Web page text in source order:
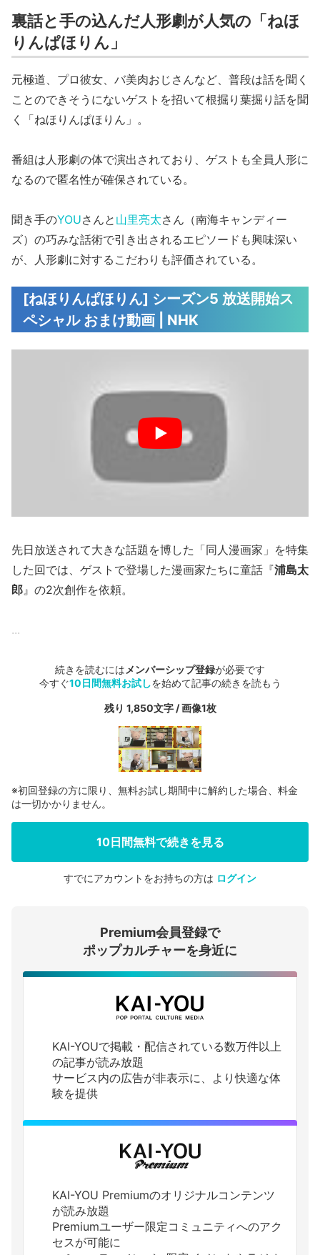
裏話と手の込んだ人形劇が人気の「ねほ
りんぱほりん」
元極道、プロ彼女、バ美肉おじさんなど、普段は話を聞く
ことのできそうにないゲストを招いて根掘り葉掘り話を聞
く「ねほりんぱほりん」。
番組は人形劇の体で演出されており、ゲストも全員人形に
なるので匿名性が確保されている。
聞き手のYOUさんと 山里亮太さん（南海キャンディー
ズ）の巧みな話術で引き出されるエピソードも興味深い
が、人形劇に対するこだわりも評価されている。
[ねほりんぱほりん] シーズン5 放送開始ス
ペシャル おまけ動画 | NHK
先日放送されて大きな話題を博した「同人漫画家」を特集
した回では、ゲストで登場した漫画家たちに童話『浦島太
郎』の2次創作を依頼。
...
続きを読むには メンバーシップ登録が必要です
今すぐ10日間無料お試しを始めて記事の続きを読もう
残り 1,850文字 / 画像1枚
会員登録する
ログインする
※初回登録の方に限り、無料お試し期間中に解約した場合、料金
は一切かかりません。
10日間無料で続きを見る
すでにアカウントをお持ちの方は ログイン
Premium会員登録で
ポップカルチャーを身近に
KAI-YOUで掲載・配信されている数万件以上
の記事が読み放題
サービス内の広告が非表示に、より快適な体
験を提供
KAI-YOU Premiumのオリジナルコンテンツ
が読み放題
Premiumユーザー限定コミュニティへのアク
セスが可能に